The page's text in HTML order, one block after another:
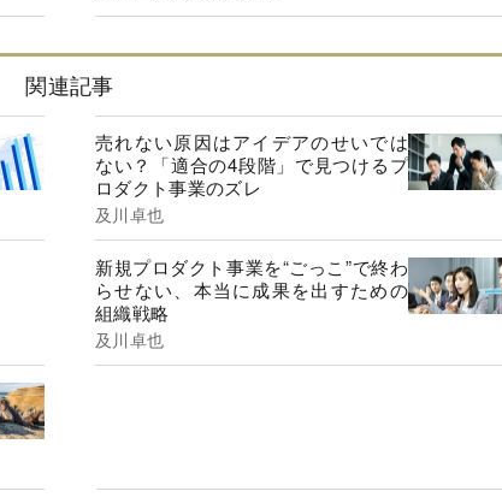
関連記事
売れない原因はアイデアのせいでは
ない？「適合の4段階」で見つけるプ
ロダクト事業のズレ
及川卓也
新規プロダクト事業を“ごっこ”で終わ
らせない、本当に成果を出すための
組織戦略
及川卓也